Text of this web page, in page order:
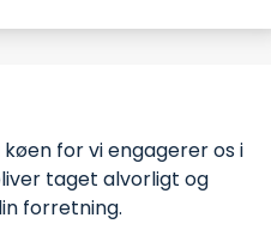
for vi engagerer os i
taget alvorligt og
forretning.